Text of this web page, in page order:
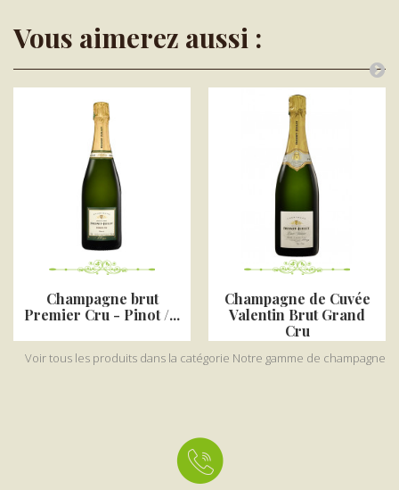
Vous aimerez aussi :
Champagne brut
Premier Cru - Pinot /...
Champagne de Cuvée
Valentin Brut Grand
Cru
Voir tous les produits dans la catégorie Notre gamme de champagne